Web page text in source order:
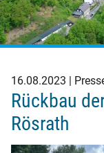
16.08.2023
Rückbau
Rösrath